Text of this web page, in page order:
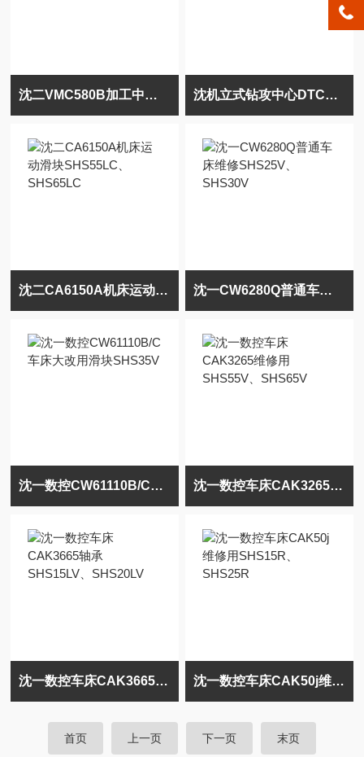
沈二VMC580B加工中心传动零部件SSR25XW滑块 沈机立式钻攻中心DTC5OO用滑块SSR15XW
沈二CA6150A机床运动滑块SHS55LC、SHS65LC 沈一CW6280Q普通车床维修SHS25V、SHS30V
沈一数控CW61110B/C车床大改用滑块SHS35V 沈一数控车床CAK3265维修用SHS55V、SHS65V
沈一数控车床CAK3665轴承SHS15LV、SHS20LV 沈一数控车床CAK50j维修用SHS15R、SHS25R
首页 上一页 下一页 末页